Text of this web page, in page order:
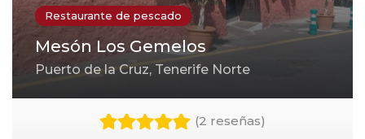
Restaurante de pescado
Mesón Los Gemelos
Puerto de la Cruz, Tenerife Norte
(2 reseñas)